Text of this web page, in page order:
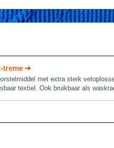
treme
met extra sterk
textiel. Ook bruikbaar als